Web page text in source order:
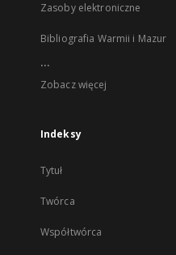
Zasoby elektroniczne
Bibliografia Warmii i Mazur
...
Zobacz więcej
Indeksy
Tytuł
Twórca
Współtwórca